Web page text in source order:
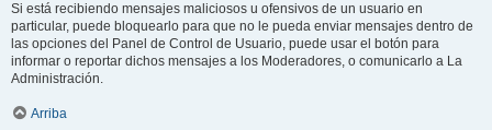
Si está recibiendo mensajes maliciosos u ofensivos de un usuario en
particular, puede bloquearlo para que no le pueda enviar mensajes dentro de
las opciones del Panel de Control de Usuario, puede usar el botón para
informar o reportar dichos mensajes a los Moderadores, o comunicarlo a La
Administración.
Arriba